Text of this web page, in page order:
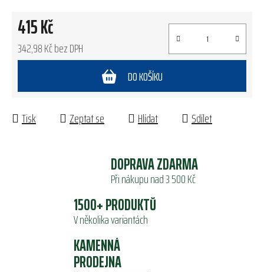
415 Kč
342,98 Kč bez DPH
DO KOŠÍKU
Tisk Zeptat se Hlídat Sdílet
DOPRAVA ZDARMA
Při nákupu nad 3 500 Kč
1500+ PRODUKTŮ
V několika variantách
KAMENNÁ
PRODEJNA